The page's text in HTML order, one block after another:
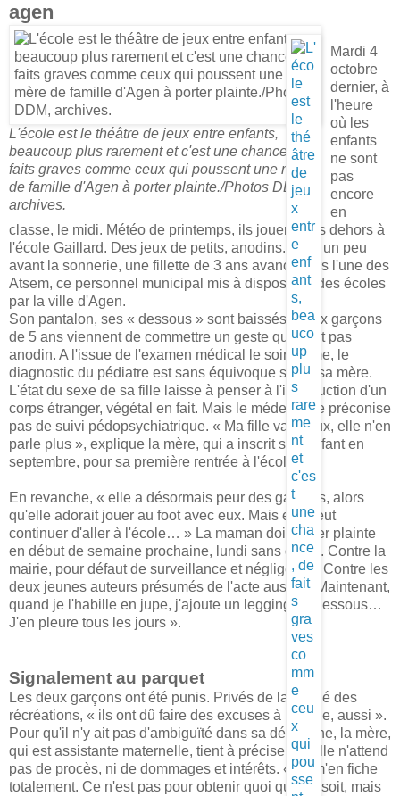
agen
L'école est le théâtre de jeux entre enfants,
beaucoup plus rarement et c'est une chance, de
faits graves comme ceux qui poussent une mère
de famille d'Agen à porter plainte./Photos DDM,
archives.
Mardi 4
octobre
dernier, à
l'heure
où les
enfants
ne sont
pas
encore
en
classe, le midi. Météo de printemps, ils jouent tous dehors à
l'école Gaillard. Des jeux de petits, anodins. Mais un peu
avant la sonnerie, une fillette de 3 ans avance vers l'une des
Atsem, ce personnel municipal mis à disposition des écoles
par la ville d'Agen.
Son pantalon, ses « dessous » sont baissés. Deux garçons
de 5 ans viennent de commettre un geste qui n'est pas
anodin. A l'issue de l'examen médical le soir même, le
diagnostic du pédiatre est sans équivoque selon sa mère.
L'état du sexe de sa fille laisse à penser à l'introduction d'un
corps étranger, végétal en fait. Mais le médecin ne préconise
pas de suivi pédopsychiatrique. « Ma fille va mieux, elle n'en
parle plus », explique la mère, qui a inscrit son enfant en
septembre, pour sa première rentrée à l'école.
En revanche, « elle a désormais peur des garçons, alors
qu'elle adorait jouer au foot avec eux. Mais elle veut
continuer d'aller à l'école… » La maman doit porter plainte
en début de semaine prochaine, lundi sans doute. Contre la
mairie, pour défaut de surveillance et négligence. Contre les
deux jeunes auteurs présumés de l'acte aussi. « Maintenant,
quand je l'habille en jupe, j'ajoute un legging en dessous…
J'en pleure tous les jours ».
Signalement au parquet
Les deux garçons ont été punis. Privés de la moitié des
récréations, « ils ont dû faire des excuses à ma fille, aussi ».
Pour qu'il n'y ait pas d'ambiguïté dans sa démarche, la mère,
qui est assistante maternelle, tient à préciser qu'elle n'attend
pas de procès, ni de dommages et intérêts. « Je m'en fiche
totalement. Ce n'est pas pour obtenir quoi que ce soit, mais